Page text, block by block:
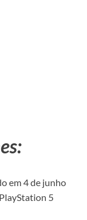
em 4 de junho
5